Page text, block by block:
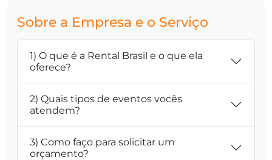
Sobre a Empresa e o Serviço
1) O que é a Rental Brasil e o que ela
oferece?
2) Quais tipos de eventos vocês
atendem?
3) Como faço para solicitar um
orçamento?